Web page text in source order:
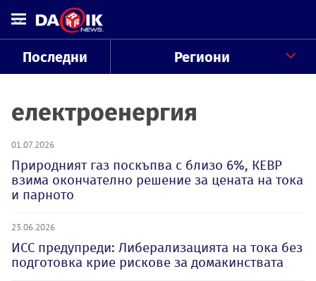
Последни Региони
електроенергия
01.07.2026
Природният газ поскъпва с близо 6%, КЕВР
взима окончателно решение за цената на тока
и парното
23.06.2026
ИСС предупреди: Либерализацията на тока без
подготовка крие рискове за домакинствата